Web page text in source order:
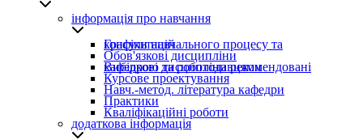
інформація про навчання
Графіки навчального процесу та консультацій
Обов'язкові дисципліни
Вибіркові дисципліни рекомендовані кафедрою та роботодавцями
Курсове проектування
Навч.-метод. література кафедри
Практики
Кваліфікаційні роботи
додаткова інформація